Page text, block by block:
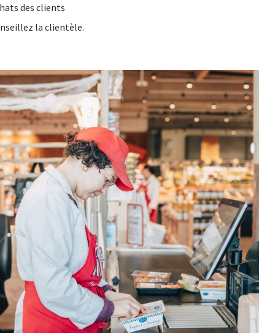
des clients
la clientèle.